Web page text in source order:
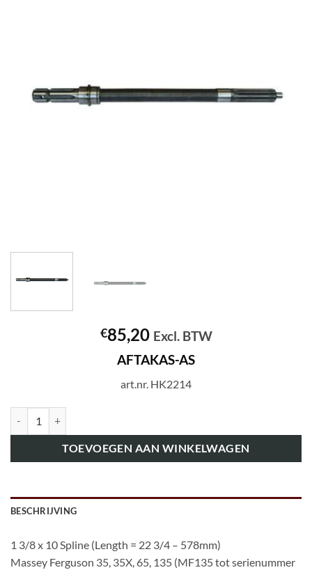
€85,20 Excl. BTW
AFTAKAS-AS
art.nr. HK2214
TOEVOEGEN AAN WINKELWAGEN
BESCHRIJVING
1 3/8 x 10 Spline (Length = 22 3/4 – 578mm)
Massey Ferguson 35, 35X, 65, 135 (MF135 tot serienummer